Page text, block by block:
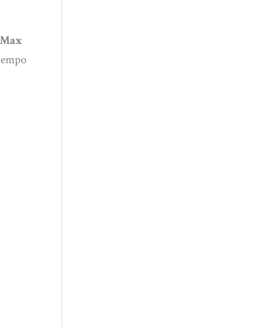
Max